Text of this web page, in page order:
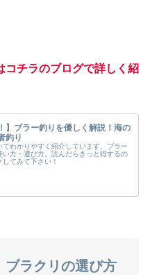
コチラのブログで詳しく紹
】ブラー釣りを優しく解説！海の
釣り
てわかりやすく紹介しています。ブラー
い方・選び方。読んだらきっと得するの
てみて下さい！
ブラクリの選び方